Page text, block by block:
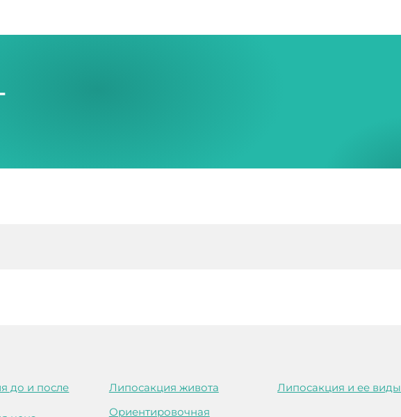
до и после Липосакция живота Липосакция и ее виды
Ориентировочная